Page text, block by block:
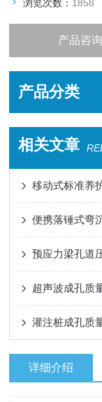
浏览次数： 1858
产品咨询
产品分类
相关文章
移动式标准养
便携落锤式弯
预应力梁孔道
灌注桩成孔质
详细介绍